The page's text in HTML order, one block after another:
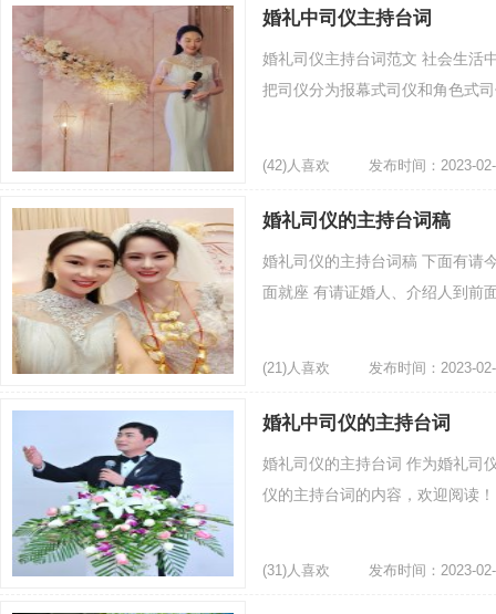
婚礼中司仪主持台词
婚礼司仪主持台词范文 社会生活
把司仪分为报幕式司仪和角色式
(42)人喜欢 发布时间：2023-
婚礼司仪的主持台词稿
婚礼司仪的主持台词稿 下面有请
面就座 有请证婚人、介绍人到前
(21)人喜欢 发布时间：2023-
婚礼中司仪的主持台词
婚礼司仪的主持台词 作为婚礼司
仪的主持台词的内容，欢迎阅读
(31)人喜欢 发布时间：2023-